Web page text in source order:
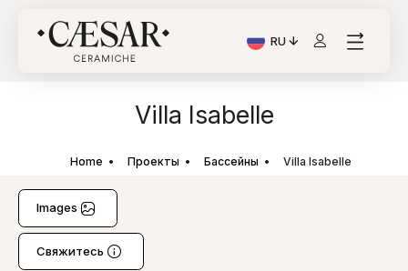
RU
Текущий язык: Italiano
Villa Isabelle
Home Проекты Бассейны Villa Isabelle
Images
Свяжитесь